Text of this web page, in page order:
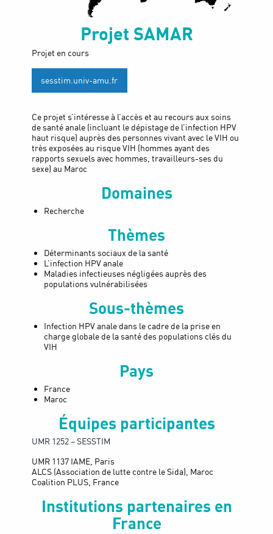
Projet SAMAR
Projet en cours
sesstim.univ-amu.fr
Ce projet s’intéresse à l’accès et au recours aux soins
de santé anale (incluant le dépistage de l’infection HPV
haut risque) auprès des personnes vivant avec le VIH ou
très exposées au risque VIH (hommes ayant des
rapports sexuels avec hommes, travailleurs-ses du
sexe) au Maroc
Domaines
Recherche
Thèmes
Déterminants sociaux de la santé
L’infection HPV anale
Maladies infectieuses négligées auprès des
populations vulnérabilisées
Sous-thèmes
Infection HPV anale dans le cadre de la prise en
charge globale de la santé des populations clés du
VIH
Pays
France
Maroc
Équipes participantes
UMR 1252 – SESSTIM
UMR 1137 IAME, Paris
ALCS (Association de lutte contre le Sida), Maroc
Coalition PLUS, France
Institutions partenaires en
France